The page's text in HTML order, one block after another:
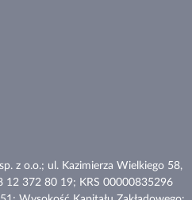
z o.o.; ul. Kazimierza Wielkiego 58,
12 372 80 19; KRS 00000835296